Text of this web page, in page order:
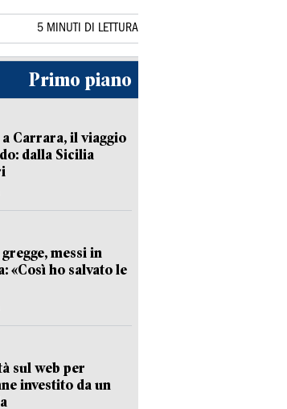
5 MINUTI DI LETTURA
Primo piano
Carrara, il viaggio
dalla Sicilia
messi in
«Così ho salvato le
sul web per
investito da un